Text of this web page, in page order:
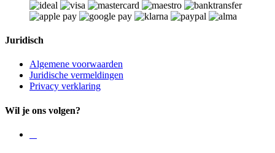
Juridisch
Algemene voorwaarden
Juridische vermeldingen
Privacy verklaring
Wil je ons volgen?